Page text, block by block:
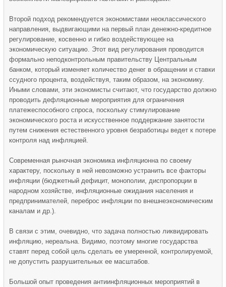
Второй подход рекомендуется экономистами неоклассического
направления, выдвигающими на первый план денежно-кредитное
регулирование, косвенно и гибко воздействующее на
экономическую ситуацию. Этот вид регулирования проводится
формально неподконтрольным правительству Центральным
банком, который изменяет количество денег в обращении и ставки
ссудного процента, воздействуя, таким образом, на экономику.
Иными словами, эти экономисты считают, что государство должно
проводить дефляционные мероприятия для ограничения
платежеспособного спроса, поскольку стимулирование
экономического роста и искусственное поддержание занятости
путем снижения естественного уровня безработицы ведет к потере
контроля над инфляцией.
Современная рыночная экономика инфляционна по своему
характеру, поскольку в ней невозможно устранить все факторы
инфляции (бюджетный дефицит, монополии, диспропорции в
народном хозяйстве, инфляционные ожидания населения и
предпринимателей, переброс инфляции по внешнеэкономическим
каналам и др.).
В связи с этим, очевидно, что задача полностью ликвидировать
инфляцию, нереальна. Видимо, поэтому многие государства
ставят перед собой цель сделать ее умеренной, контролируемой,
не допустить разрушительных ее масштабов.
Большой опыт проведения антиинфляционных мероприятий в